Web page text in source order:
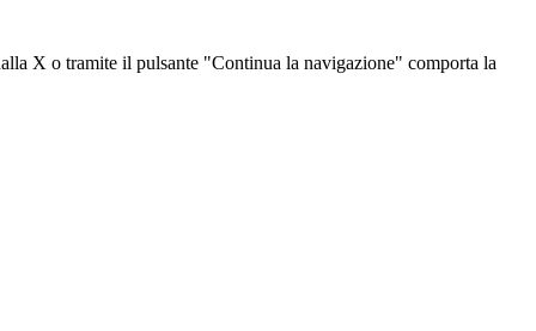
X o tramite il pulsante "Continua la navigazione" comporta la